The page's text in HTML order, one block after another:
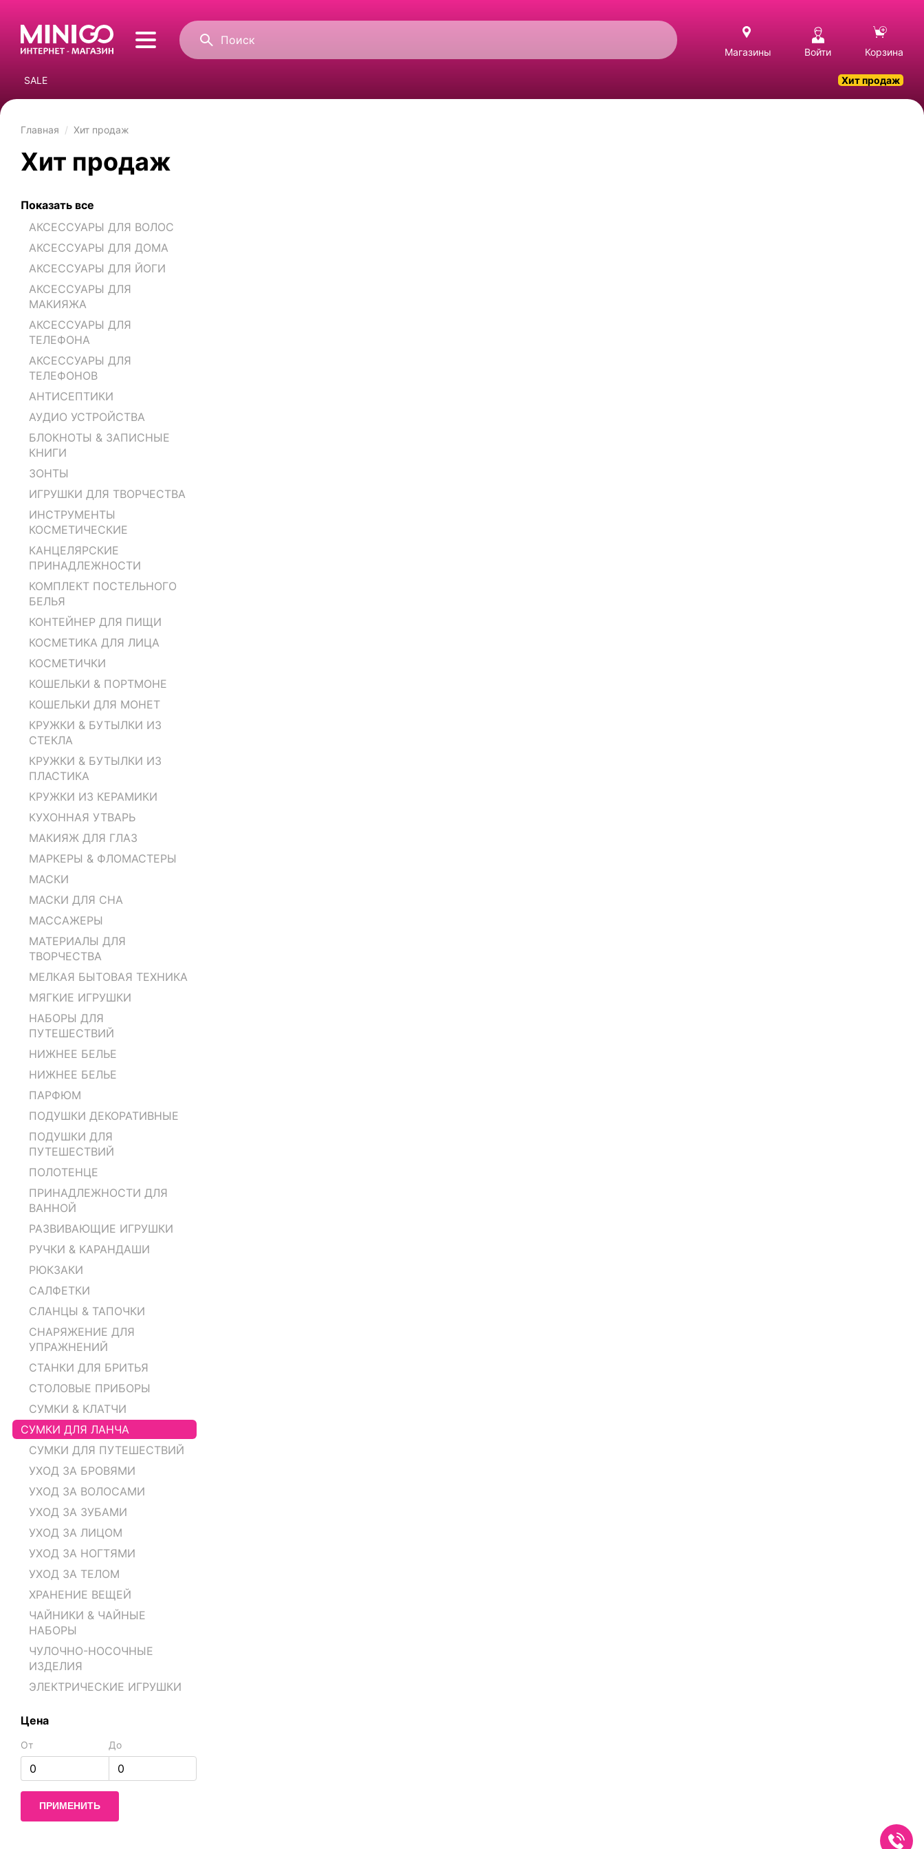
Магазины Войти Корзина
SALE Хит продаж
Главная Хит продаж
Хит продаж
Показать все
АКСЕССУАРЫ ДЛЯ ВОЛОС
АКСЕССУАРЫ ДЛЯ ДОМА
АКСЕССУАРЫ ДЛЯ ЙОГИ
АКСЕССУАРЫ ДЛЯ
МАКИЯЖА
АКСЕССУАРЫ ДЛЯ
ТЕЛЕФОНА
АКСЕССУАРЫ ДЛЯ
ТЕЛЕФОНОВ
АНТИСЕПТИКИ
АУДИО УСТРОЙСТВА
БЛОКНОТЫ & ЗАПИСНЫЕ
КНИГИ
ЗОНТЫ
ИГРУШКИ ДЛЯ ТВОРЧЕСТВА
ИНСТРУМЕНТЫ
КОСМЕТИЧЕСКИЕ
КАНЦЕЛЯРСКИЕ
ПРИНАДЛЕЖНОСТИ
КОМПЛЕКТ ПОСТЕЛЬНОГО
БЕЛЬЯ
КОНТЕЙНЕР ДЛЯ ПИЩИ
КОСМЕТИКА ДЛЯ ЛИЦА
КОСМЕТИЧКИ
КОШЕЛЬКИ & ПОРТМОНЕ
КОШЕЛЬКИ ДЛЯ МОНЕТ
КРУЖКИ & БУТЫЛКИ ИЗ
СТЕКЛА
КРУЖКИ & БУТЫЛКИ ИЗ
ПЛАСТИКА
КРУЖКИ ИЗ КЕРАМИКИ
КУХОННАЯ УТВАРЬ
МАКИЯЖ ДЛЯ ГЛАЗ
МАРКЕРЫ & ФЛОМАСТЕРЫ
МАСКИ
МАСКИ ДЛЯ СНА
МАССАЖЕРЫ
МАТЕРИАЛЫ ДЛЯ
ТВОРЧЕСТВА
МЕЛКАЯ БЫТОВАЯ ТЕХНИКА
МЯГКИЕ ИГРУШКИ
НАБОРЫ ДЛЯ
ПУТЕШЕСТВИЙ
НИЖНЕЕ БЕЛЬЕ
НИЖНЕЕ БЕЛЬЕ
ПАРФЮМ
ПОДУШКИ ДЕКОРАТИВНЫЕ
ПОДУШКИ ДЛЯ
ПУТЕШЕСТВИЙ
ПОЛОТЕНЦЕ
ПРИНАДЛЕЖНОСТИ ДЛЯ
ВАННОЙ
РАЗВИВАЮЩИЕ ИГРУШКИ
РУЧКИ & КАРАНДАШИ
РЮКЗАКИ
САЛФЕТКИ
СЛАНЦЫ & ТАПОЧКИ
СНАРЯЖЕНИЕ ДЛЯ
УПРАЖНЕНИЙ
СТАНКИ ДЛЯ БРИТЬЯ
СТОЛОВЫЕ ПРИБОРЫ
СУМКИ & КЛАТЧИ
СУМКИ ДЛЯ ЛАНЧА
СУМКИ ДЛЯ ПУТЕШЕСТВИЙ
УХОД ЗА БРОВЯМИ
УХОД ЗА ВОЛОСАМИ
УХОД ЗА ЗУБАМИ
УХОД ЗА ЛИЦОМ
УХОД ЗА НОГТЯМИ
УХОД ЗА ТЕЛОМ
ХРАНЕНИЕ ВЕЩЕЙ
ЧАЙНИКИ & ЧАЙНЫЕ
НАБОРЫ
ЧУЛОЧНО-НОСОЧНЫЕ
ИЗДЕЛИЯ
ЭЛЕКТРИЧЕСКИЕ ИГРУШКИ
Цена
От До
ПРИМЕНИТЬ